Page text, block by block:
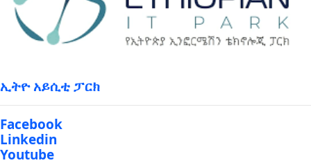
ኢትዮ አይሲቲ ፓርክ
Facebook
Linkedin
Youtube